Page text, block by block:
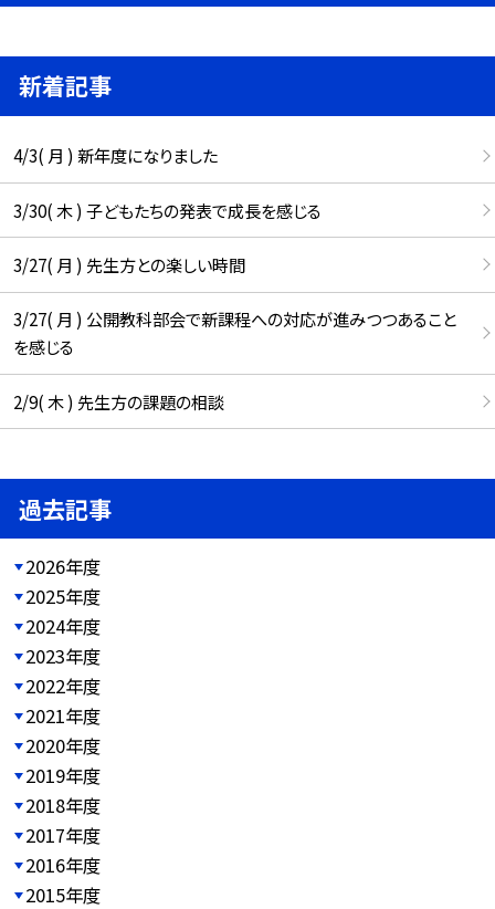
新着記事
4/3( 月 ) 新年度になりました
3/30( 木 ) 子どもたちの発表で成長を感じる
3/27( 月 ) 先生方との楽しい時間
3/27( 月 ) 公開教科部会で新課程への対応が進みつつあること
を感じる
2/9( 木 ) 先生方の課題の相談
過去記事
2026年度
2025年度
2024年度
2023年度
2022年度
2021年度
2020年度
2019年度
2018年度
2017年度
2016年度
2015年度